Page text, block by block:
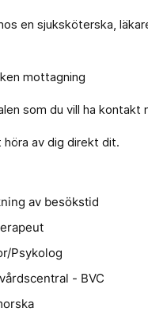
en sjuksköterska,
mottagning
som du vill ha kontakt
av dig direkt dit.
av besökstid
Psykolog
- BVC